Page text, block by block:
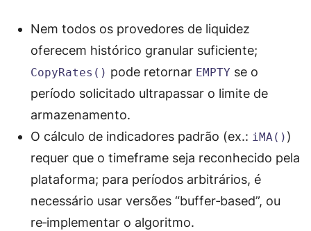
Nem todos os provedores de liquidez
oferecem histórico granular suficiente;
CopyRates() pode retornar EMPTY se o
período solicitado ultrapassar o limite de
armazenamento.
O cálculo de indicadores padrão (ex.: iMA() )
requer que o timeframe seja reconhecido pela
plataforma; para períodos arbitrários, é
necessário usar versões “buffer‑based”, ou
re‑implementar o algoritmo.